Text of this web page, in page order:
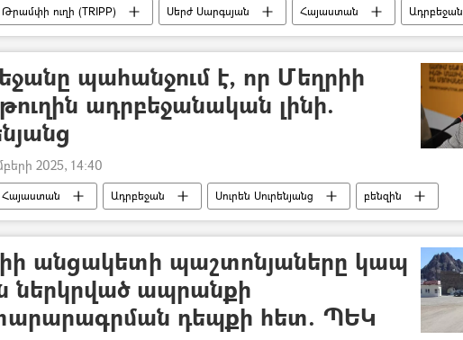
Թրամփի ուղի (TRIPP) Սերժ Սարգսյան Հայաստան
Ադրբեջան
Ջեյ Դի Վենս Ջեյմս Դեյվիդ Վենս Պայմանագիր
պահանջում է, որ Մեղրիի
ադրբեջանական լինի.
2025, 14:40
Հայաստան Ադրբեջան Սուրեն Սուրենյանց
բենզին
անցակետի պաշտոնյաները կապ
ներկրված ապրանքի
դեպքի հետ. ՊԵԿ